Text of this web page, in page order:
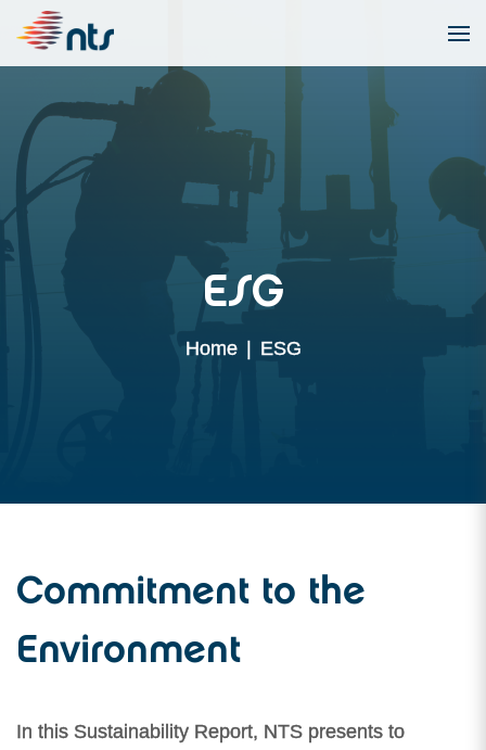
ESG
Home ESG
Commitment to the
Environment
In this Sustainability Report, NTS presents to